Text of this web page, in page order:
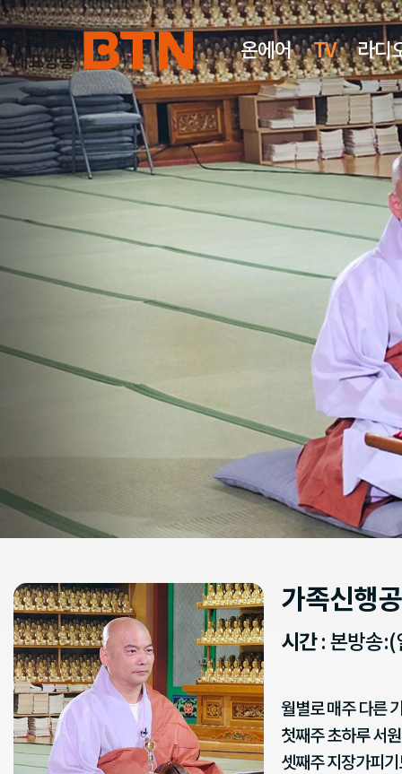
온에어 TV 라디
가족신행
시간: 본방송
월별로 매주 다른
첫째주 초하루 서
셋째주 지장가피